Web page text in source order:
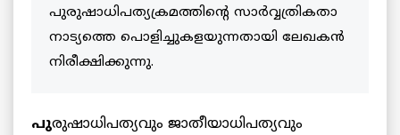
പുരുഷാധിപത്യക്രമത്തിന്‍റെ സാര്‍വ്വത്രികതാ
നാട്യത്തെ പൊളിച്ചുകളയുന്നതായി ലേഖകൻ
നിരീക്ഷിക്കുന്നു.
പുരുഷാധിപത്യവും ജാതീയാധിപത്യവും